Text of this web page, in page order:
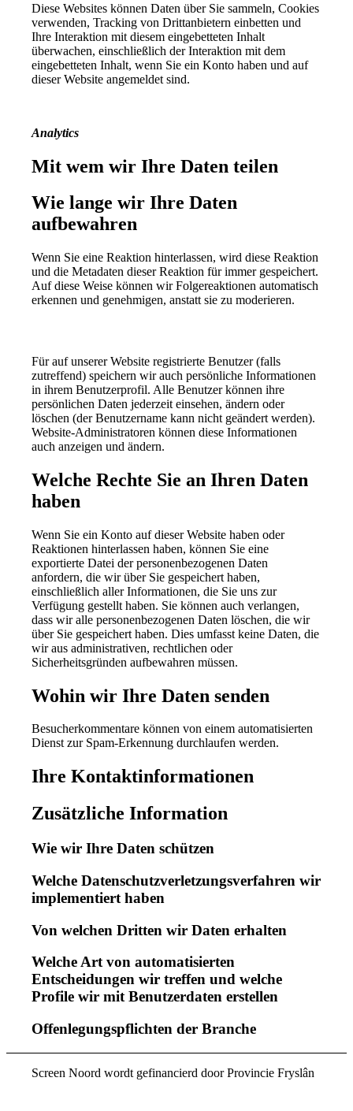
Diese Websites können Daten über Sie sammeln, Cookies
verwenden, Tracking von Drittanbietern einbetten und
Ihre Interaktion mit diesem eingebetteten Inhalt
überwachen, einschließlich der Interaktion mit dem
eingebetteten Inhalt, wenn Sie ein Konto haben und auf
dieser Website angemeldet sind.
Analytics
Mit wem wir Ihre Daten teilen
Wie lange wir Ihre Daten
aufbewahren
Wenn Sie eine Reaktion hinterlassen, wird diese Reaktion
und die Metadaten dieser Reaktion für immer gespeichert.
Auf diese Weise können wir Folgereaktionen automatisch
erkennen und genehmigen, anstatt sie zu moderieren.
Für auf unserer Website registrierte Benutzer (falls
zutreffend) speichern wir auch persönliche Informationen
in ihrem Benutzerprofil. Alle Benutzer können ihre
persönlichen Daten jederzeit einsehen, ändern oder
löschen (der Benutzername kann nicht geändert werden).
Website-Administratoren können diese Informationen
auch anzeigen und ändern.
Welche Rechte Sie an Ihren Daten
haben
Wenn Sie ein Konto auf dieser Website haben oder
Reaktionen hinterlassen haben, können Sie eine
exportierte Datei der personenbezogenen Daten
anfordern, die wir über Sie gespeichert haben,
einschließlich aller Informationen, die Sie uns zur
Verfügung gestellt haben. Sie können auch verlangen,
dass wir alle personenbezogenen Daten löschen, die wir
über Sie gespeichert haben. Dies umfasst keine Daten, die
wir aus administrativen, rechtlichen oder
Sicherheitsgründen aufbewahren müssen.
Wohin wir Ihre Daten senden
Besucherkommentare können von einem automatisierten
Dienst zur Spam-Erkennung durchlaufen werden.
Ihre Kontaktinformationen
Zusätzliche Information
Wie wir Ihre Daten schützen
Welche Datenschutzverletzungsverfahren wir
implementiert haben
Von welchen Dritten wir Daten erhalten
Welche Art von automatisierten
Entscheidungen wir treffen und welche
Profile wir mit Benutzerdaten erstellen
Offenlegungspflichten der Branche
Screen Noord wordt gefinancierd door Provincie Fryslân